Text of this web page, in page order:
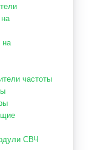
на
частоты
СВЧ